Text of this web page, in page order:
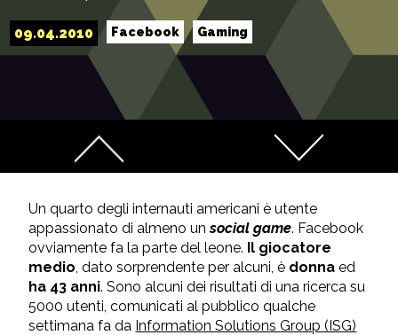
09.04.2010 Facebook Gaming
Un quarto degli internauti americani è utente
appassionato di almeno unsocial game. Facebook
ovviamente fa la parte del leone. Il giocatore
medio, dato sorprendente per alcuni, è donna ed
ha 43 anni. Sono alcuni dei risultati di una ricerca su
5000 utenti, comunicati al pubblico qualche
settimana fa da Information Solutions Group (ISG)